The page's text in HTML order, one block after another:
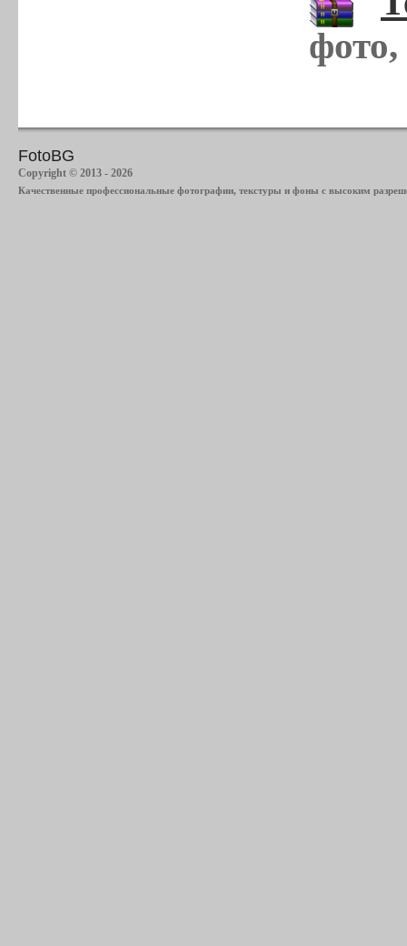
FotoBG
Copyright © 2013 - 2026
Качественные профессиональные фотографии, текстуры и фоны с высоким